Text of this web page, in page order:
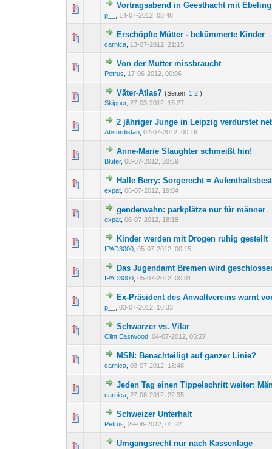
Vortragsabend in Geesthacht mit
p__ 14-07-2012, 08:48
0 Bewertung(en) - 0 12
Erschöpfte Mütter - bekümmerte Kinder
carnica 13-07-2012, 21:15
0 Bewertung(en) - 0 von
1
Von der Mutter missbraucht
Petrus 17-06-2012, 00:06
0 Bewertung(en) - 0 von
Väter-Atlas? (Seiten: 1 2 )
Skipper, 27-03-2012, 15:27
0 Bewertung(en) - 0 von
2 jähriger Junge in Leipzig verdurstet
Absurdistan ,02-07-2012, 00:16
0 Bewertung(en) - 0 12
Anne-Marie Slaughter schmeißt hin!
Bluter,08-07-2012, 20:59
0 Bewertung(en) - 0 von
Halle Berry: Sorgerecht =
expat ,06-07-2012, 19:04
0 Bewertung(en) - 0 von
12
genderwahn: parkplätze nur für männer
expat ,06-07-2012, 18:18
0 Bewertung(en) - 0 von
1
Kinder werden mit Drogen ruhig gestellt
IPAD3000 ,05-07-2012, 00:15
0 Bewertung(en) - 0 von
12
Das Jugendamt Bremen wird
IPAD3000 ,05-07-2012, 00:01
0 Bewertung(en) - 0 von
12
Ex-Präsident des Anwaltvereins warnt
p__ ,03-07-2012, 10:33
0 Bewertung(en) - 0 12
Schwarzer vs. Vilar
Clint Eastwood ,04-07-2012, 05:27
0 Bewertung(en) - 0 von
MSN: Benachteiligt auf ganzer Linie?
carnica ,03-07-2012, 18:48
0 Bewertung(en) - 0 von
Jeden Tag einen Tippelschritt weiter:
carnica 27-06-2012, 22:35
0 Bewertung(en) - 0 12
Schweizer Unterhalt
Petrus ,29-06-2012, 01:22
0 Bewertung(en) - 0 von
Umgangsrecht nur nach Kassenlage
0 Bewertung(en) - 0